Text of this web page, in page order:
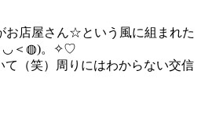
お店屋さん☆という風に組まれた
＞◡＜◍)。✧♡
（笑）周りにはわからない交信